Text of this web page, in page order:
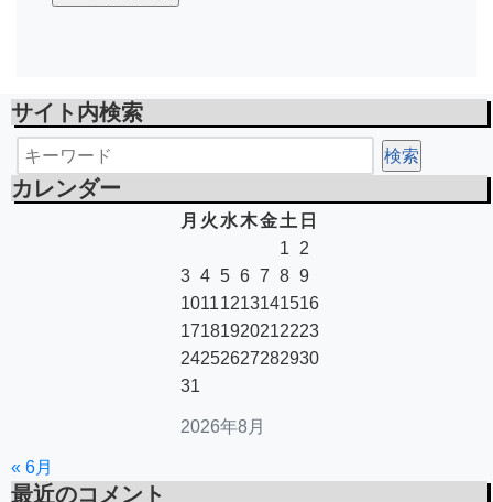
サイト内検索
カレンダー
2026年8月
月 火 水木金 土 日
1
2
3 4 5 6 7 8 9
10111213141516
17181920212223
24252627282930
31
« 6月
最近のコメント